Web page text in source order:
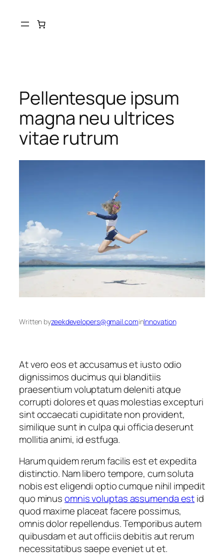
Pellentesque ipsum
magna neu ultrices
vitae rutrum
Written byzeekdevelopers@gmail.cominInnovation
At vero eos et accusamus et iusto odio
dignissimos ducimus qui blanditiis
praesentium voluptatum deleniti atque
corrupti dolores et quas molestias excepturi
sint occaecati cupiditate non provident,
similique sunt in culpa qui officia deserunt
mollitia animi, id estfuga.
Harum quidem rerum facilis est et expedita
distinctio. Nam libero tempore, cum soluta
nobis est eligendi optio cumque nihil impedit
quo minusomnis voluptas assumenda estid
quod maxime placeat facere possimus,
omnis dolor repellendus. Temporibus autem
quibusdam et aut officiis debitis aut rerum
necessitatibus saepe eveniet ut et.